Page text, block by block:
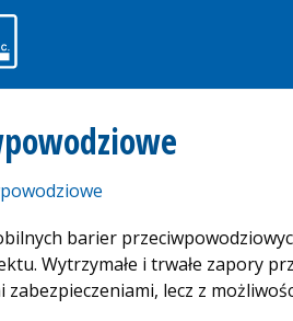
barier
Wytrzymałe i trwałe zapory
zabezpieczeniami, lecz z